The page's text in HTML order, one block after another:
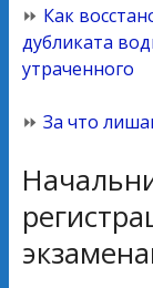
⏩ Как
дубликата
утраченного
⏩ За что